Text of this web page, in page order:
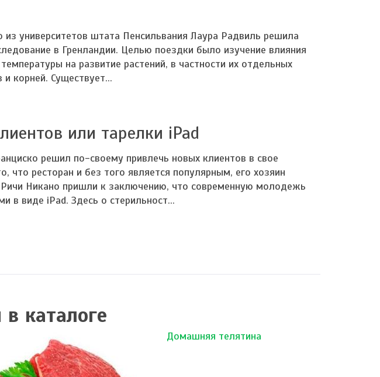
из университетов штата Пенсильвания Лаура Радвиль решила
в Гренландии. Целью поездки было изучение влияния
на развитие растений, в частности их отдельных
и корней. Существует...
или тарелки iPad
решил по-своему привлечь новых клиентов в свое
что ресторан и без того является популярным, его хозяин
Никано пришли к заключению, что современную молодежь
в виде iPad. Здесь о стерильност...
каталоге
Домашняя телятина